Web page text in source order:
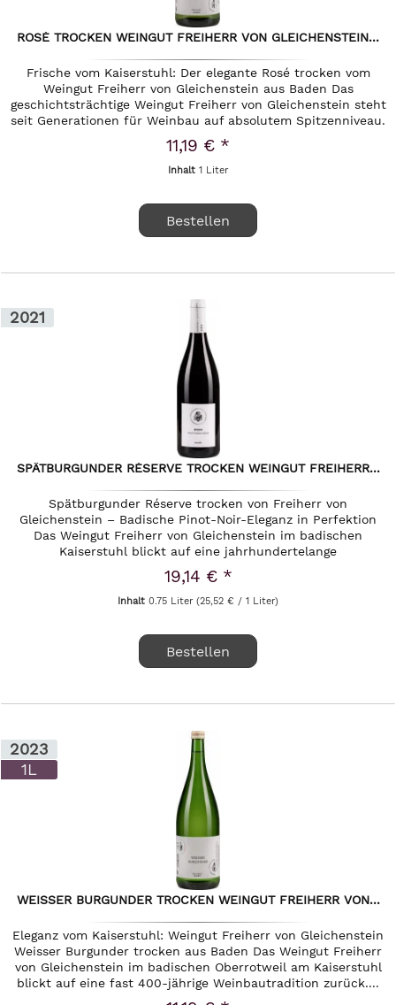
ROSÉ TROCKEN WEINGUT FREIHERR VON GLEICHENSTEIN...
Frische vom Kaiserstuhl: Der elegante Rosé trocken vom
Weingut Freiherr von Gleichenstein aus Baden Das
geschichtsträchtige Weingut Freiherr von Gleichenstein steht
seit Generationen für Weinbau auf absolutem Spitzenniveau.
Beheimatet im...
11,19 € *
Inhalt1 Liter
Bestellen
2021
SPÄTBURGUNDER RÉSERVE TROCKEN WEINGUT FREIHERR...
Spätburgunder Réserve trocken von Freiherr von
Gleichenstein – Badische Pinot-Noir-Eleganz in Perfektion
Das Weingut Freiherr von Gleichenstein im badischen
Kaiserstuhl blickt auf eine jahrhundertelange
Weinbautradition zurück, die von...
19,14 € *
Inhalt0.75 Liter(25,52 € / 1 Liter)
Bestellen
2023
1L
WEISSER BURGUNDER TROCKEN WEINGUT FREIHERR VON...
Eleganz vom Kaiserstuhl: Weingut Freiherr von Gleichenstein
Weisser Burgunder trocken aus Baden Das Weingut Freiherr
von Gleichenstein im badischen Oberrotweil am Kaiserstuhl
blickt auf eine fast 400-jährige Weinbautradition zurück....